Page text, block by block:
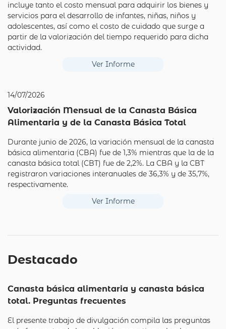
incluye tanto el costo mensual para adquirir los bienes y
servicios para el desarrollo de infantes, niñas, niños y
adolescentes, así como el costo de cuidado que surge a
partir de la valorización del tiempo requerido para dicha
actividad.
Ver Informe
14/07/2026
Valorización Mensual de la Canasta Básica
Alimentaria y de la Canasta Básica Total
Durante junio de 2026, la variación mensual de la canasta
básica alimentaria (CBA) fue de 1,3% mientras que la de la
canasta básica total (CBT) fue de 2,2%. La CBA y la CBT
registraron variaciones interanuales de 36,3% y de 35,7%,
respectivamente.
Ver Informe
Destacado
Canasta básica alimentaria y canasta básica
total. Preguntas frecuentes
El presente trabajo de divulgación compila las preguntas